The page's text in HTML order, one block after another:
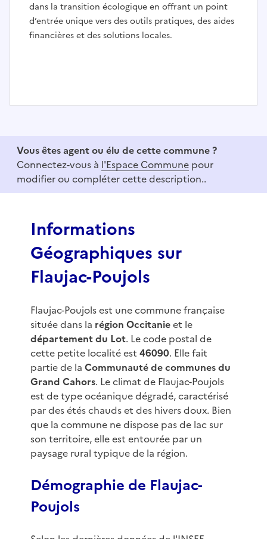
dans la transition écologique en offrant un point
d’entrée unique vers des outils pratiques, des aides
financières et des solutions locales.
f
Vous êtes agent ou élu de cette commune ?
Connectez-vous à l'Espace Commune pour
modifier ou compléter cette description..
Informations
Géographiques sur
Flaujac-Poujols
Flaujac-Poujols est une commune française
située dans la région Occitanieet le
département du Lot. Le code postal de
cette petite localité est 46090. Elle fait
partie de la Communauté de communes du
Grand Cahors. Le climat de Flaujac-Poujols
est de type océanique dégradé, caractérisé
par des étés chauds et des hivers doux. Bien
que la commune ne dispose pas de lac sur
son territoire, elle est entourée par un
paysage rural typique de la région.
Démographie de Flaujac-
Poujols